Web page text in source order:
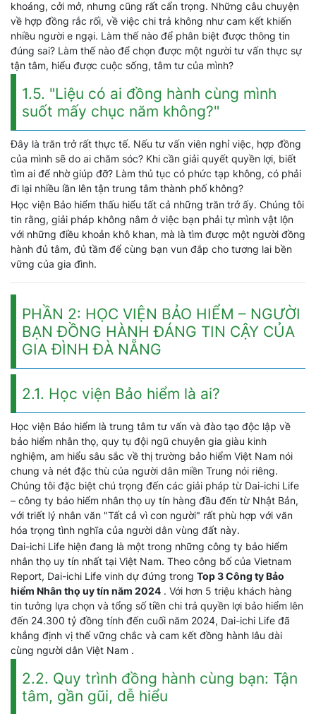
khoáng, cởi mở, nhưng cũng rất cẩn trọng. Những câu chuyện
về hợp đồng rắc rối, về việc chi trả không như cam kết khiến
nhiều người e ngại. Làm thế nào để phân biệt được thông tin
đúng sai? Làm thế nào để chọn được một người tư vấn thực sự
tận tâm, hiểu được cuộc sống, tâm tư của mình?
1.5. "Liệu có ai đồng hành cùng mình
suốt mấy chục năm không?"
Đây là trăn trở rất thực tế. Nếu tư vấn viên nghỉ việc, hợp đồng
của mình sẽ do ai chăm sóc? Khi cần giải quyết quyền lợi, biết
tìm ai để nhờ giúp đỡ? Làm thủ tục có phức tạp không, có phải
đi lại nhiều lần lên tận trung tâm thành phố không?
Học viện Bảo hiểm thấu hiểu tất cả những trăn trở ấy. Chúng tôi
tin rằng, giải pháp không nằm ở việc bạn phải tự mình vật lộn
với những điều khoản khô khan, mà là tìm được một người đồng
hành đủ tâm, đủ tầm để cùng bạn vun đắp cho tương lai bền
vững của gia đình.
PHẦN 2: HỌC VIỆN BẢO HIỂM – NGƯỜI
BẠN ĐỒNG HÀNH ĐÁNG TIN CẬY CỦA
GIA ĐÌNH ĐÀ NẴNG
2.1. Học viện Bảo hiểm là ai?
Học viện Bảo hiểm là trung tâm tư vấn và đào tạo độc lập về
bảo hiểm nhân thọ, quy tụ đội ngũ chuyên gia giàu kinh
nghiệm, am hiểu sâu sắc về thị trường bảo hiểm Việt Nam nói
chung và nét đặc thù của người dân miền Trung nói riêng.
Chúng tôi đặc biệt chú trọng đến các giải pháp từ Dai-ichi Life
– công ty bảo hiểm nhân thọ uy tín hàng đầu đến từ Nhật Bản,
với triết lý nhân văn "Tất cả vì con người" rất phù hợp với văn
hóa trọng tình nghĩa của người dân vùng đất này.
Dai-ichi Life hiện đang là một trong những công ty bảo hiểm
nhân thọ uy tín nhất tại Việt Nam. Theo công bố của Vietnam
Report, Dai-ichi Life vinh dự đứng trong Top 3 Công ty Bảo
hiểm Nhân thọ uy tín năm 2024 . Với hơn 5 triệu khách hàng
tin tưởng lựa chọn và tổng số tiền chi trả quyền lợi bảo hiểm lên
đến 24.300 tỷ đồng tính đến cuối năm 2024, Dai-ichi Life đã
khẳng định vị thế vững chắc và cam kết đồng hành lâu dài
cùng người dân Việt Nam .
2.2. Quy trình đồng hành cùng bạn: Tận
tâm, gần gũi, dễ hiểu